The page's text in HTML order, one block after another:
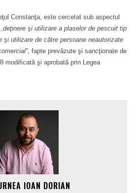
Constanţa, este cercetat sub aspectul
deţinere şi utilizare a plaselor de pescuit tip
şi utilizare de către persoane neautorizate
fapte prevăzute şi sancţionate de
modificată şi aprobată prin Legea
IOAN DORIAN